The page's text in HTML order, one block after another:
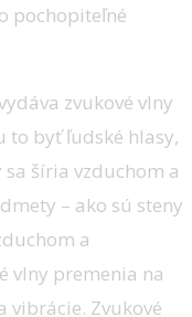
pochopiteľné
zvukové vlny
to byť ľudské hlasy,
šíria vzduchom a
– ako sú steny
a
vlny premenia na
vibrácie. Zvukové